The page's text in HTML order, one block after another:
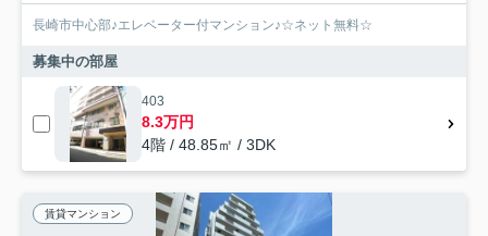
長崎市中心部♪エレベーター付マンション♪☆ネット無料☆
募集中の部屋
403
8.3万円
4階 / 48.85㎡ / 3DK
賃貸マンション